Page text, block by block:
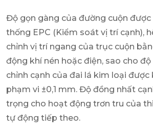
Độ gọn gàng của đường cuộn
thống EPC (Kiểm soát vị trí cạnh),
chỉnh vị trí ngang của trục cuộn
động khí nén hoặc điện, sao cho độ
chỉnh cạnh của đai lá kim loại
phạm vi ±0,1 mm. Độ đồng nhất
trọng cho hoạt động trơn tru của
tự động tiếp theo.